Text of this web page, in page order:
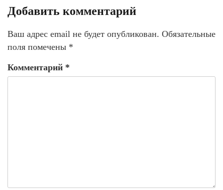
Добавить комментарий
Ваш адрес email не будет опубликован. Обязательные
поля помечены *
Комментарий *